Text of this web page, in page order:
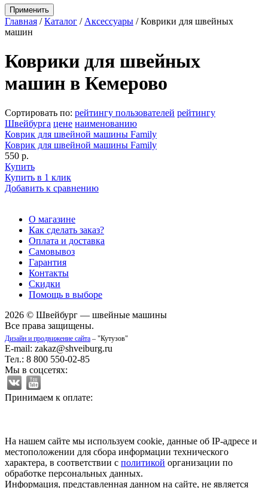
Применить
Главная /Каталог / Аксессуары /Коврики для швейных
машин
Коврики для швейных
машин в Кемерово
Сортировать по: рейтингу пользователей рейтингу
Швейбурга цене наименованию
Коврик для швейной машины Family
Коврик для швейной машины Family
550 р.
Купить
Купить в 1 клик
Добавить к сравнению
О магазине
Как сделать заказ?
Оплата и доставка
Самовывоз
Гарантия
Контакты
Скидки
Помощь в выборе
2026 © Швейбург — швейные машины
Все права защищены.
Дизайн и продвижение сайта – "Кутузов"
E-mail: zakaz@shveiburg.ru
Тел.: 8 800 550-02-85
Мы в соцсетях:
Принимаем к оплате:
На нашем сайте мы используем cookie, данные об IP-адресе и
местоположении для сбора информации технического
характера, в соответствии с политикой организации по
обработке персональных данных.
Информация, представленная данном на сайте, не является